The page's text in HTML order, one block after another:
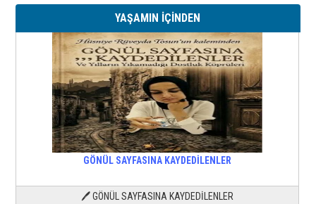
YAŞAMIN İÇİNDEN
GÖNÜL SAYFASINA KAYDEDİLENLER
🖊 GÖNÜL SAYFASINA KAYDEDİLENLER